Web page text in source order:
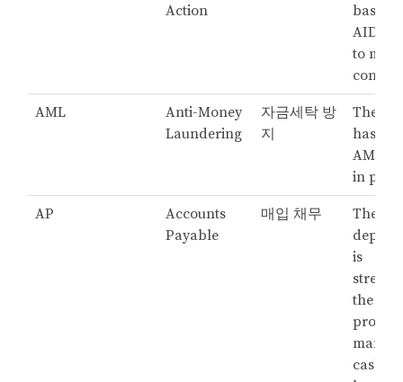
Action
based
AIDA
to
AML
Anti-Money
Laundering
자금세탁 방
지
The
has
AML
in
AP
Accounts
Payable
매입 채무
The
is
the AP
cash